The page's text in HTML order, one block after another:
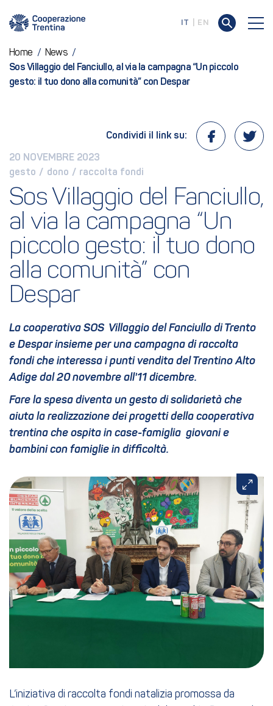
IT EN
Home / News /
Sos Villaggio del Fanciullo, al via la campagna “Un piccolo
gesto: il tuo dono alla comunità” con Despar
20 NOVEMBRE 2023
gesto / dono / raccolta fondi
Condividi il link su:
Sos Villaggio del Fanciullo,
al via la campagna “Un
piccolo gesto: il tuo dono
alla comunità” con
Despar
La cooperativa SOS Villaggio del Fanciullo di Trento
e Despar insieme per una campagna di raccolta
fondi che interessa i punti vendita del Trentino Alto
Adige dal 20 novembre all'11 dicembre.
Fare la spesa diventa un gesto di solidarietà che
aiuta la realizzazione dei progetti della cooperativa
trentina che ospita in case-famiglia giovani e
bambini con famiglie in difficoltà.
L’iniziativa di raccolta fondi natalizia promossa da